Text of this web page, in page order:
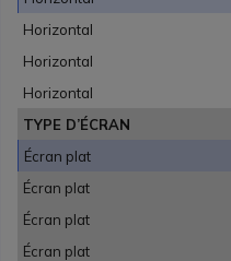
Horizontal
Horizontal
Horizontal
TYPE D’ÉCRAN
Écran plat
Écran plat
Écran plat
Écran plat